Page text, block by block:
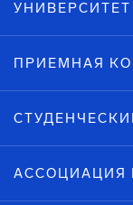
УНИВЕРСИТЕТ
ПРИЕМНАЯ
АССОЦИАЦИЯ